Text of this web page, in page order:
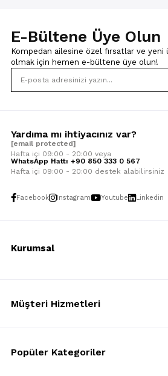
E-Bültene Üye Olun
Kompedan ailesine özel fırsatlar ve
olmak için hemen e-bültene üye olun!
Yardıma mı ihtiyacınız var?
[email protected]
Hafta içi 09:00 - 20:00 veya
WhatsApp Hattı +90 850 333 0 567
Hafta içi 09:00 - 20:00 destek alabilirsiniz
Facebook Instagram Youtube Linkedin
Kurumsal
Müşteri Hizmetleri
Popüler Kategoriler